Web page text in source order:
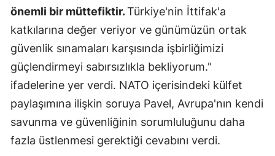
Kütahya
Malatya
Mardin
önemli bir müttefiktir.Türkiye'nin İttifak'a
katkılarına değer veriyor ve günümüzün ortak
güvenlik sınamaları karşısında işbirliğimizi
güçlendirmeyi sabırsızlıkla bekliyorum."
ifadelerine yer verdi. NATO içerisindeki külfet
paylaşımına ilişkin soruya Pavel, Avrupa'nın kendi
savunma ve güvenliğinin sorumluluğunu daha
fazla üstlenmesi gerektiği cevabını verdi.